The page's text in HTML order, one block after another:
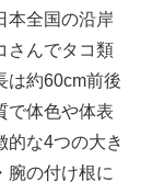
本全国の沿岸
さんでタコ類
は約60cm前後
で体色や体表
的な4つの大き
腕の付け根に